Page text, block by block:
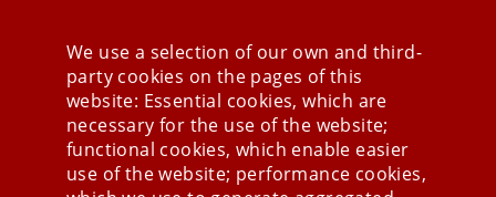
Stay connected
We use a selection of our own and third-
party cookies on the pages of this
website: Essential cookies, which are
necessary for the use of the website;
functional cookies, which enable easier
use of the website; performance cookies,